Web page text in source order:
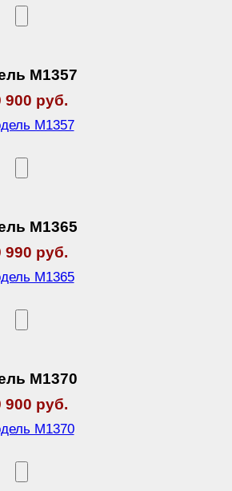
М1357
900 руб.
М1365
990 руб.
М1370
900 руб.